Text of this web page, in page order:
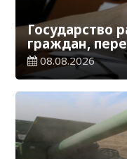
Государство
граждан,
регионы для
08.08.2026